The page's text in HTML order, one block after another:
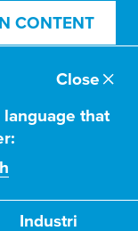
CONTENT
language that
Close
Industri